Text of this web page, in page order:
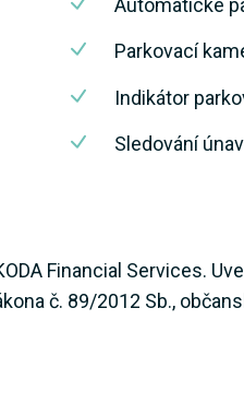
Automatické
Parkovací
Indikátor
Sledování
Financial Services.
č. 89/2012 Sb.,